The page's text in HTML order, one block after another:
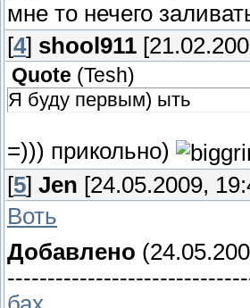
мне то нечего
[4] shool911
Quote (Tesh)
Я буду первым) ыть
=))) прикольно)
[5] Jen [24.05.2009,
Воть
Добавлено